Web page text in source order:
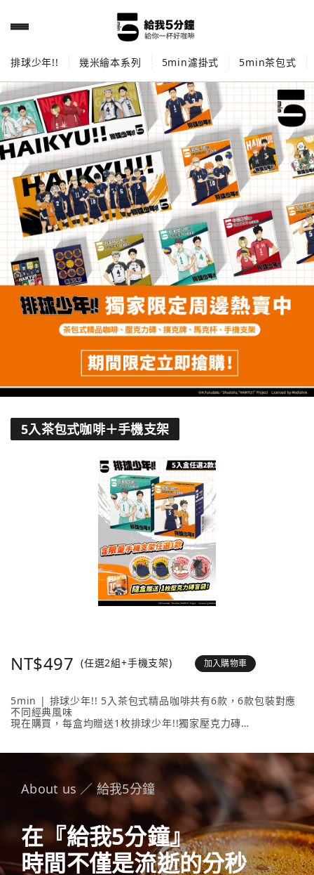
排球少年!! 幾米繪本系列 5min濾掛式 5min茶包式
5入茶包式咖啡＋手機支架
NT$497 (任選2組+手機支架) 加入購物車
5min | 排球少年!! 5入茶包式精品咖啡共有6款，6款包裝對應
不同經典風味
現在購買，每盒均贈送1枚排球少年!!獨家壓克力磚
內容物包含： 5min | 排球少年!! 5入茶包式精品咖啡 （隨盒附
贈1枚壓克力磚）任選2款、《排球少年!!手機支架》任選1款。
About us ／ 給我5分鐘
在『給我5分鐘』
時間不僅是流逝的分秒